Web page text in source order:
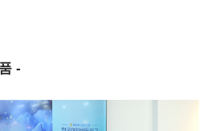
-